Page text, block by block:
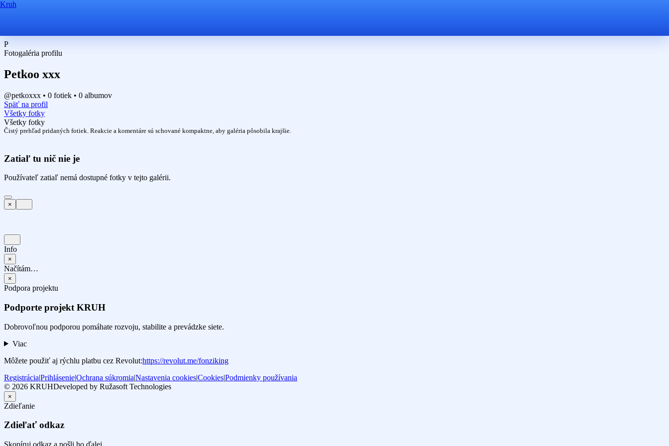
Kruh
P
Fotogaléria profilu
Petkoo xxx
@petkoxxx • 0 fotiek • 0 albumov
Späť na profil
Všetky fotky
Všetky fotky
Čistý prehľad pridaných fotiek. Reakcie a komentáre sú schované kompaktne, aby galéria pôsobila krajšie.
Zatiaľ tu nič nie je
Používateľ zatiaľ nemá dostupné fotky v tejto galérii.
×
Info
×
Načítám…
×
Podpora projektu
Podporte projekt KRUH
Dobrovoľnou podporou pomáhate rozvoju, stabilite a prevádzke siete.
Viac
Môžete použiť aj rýchlu platbu cez Revolut:https://revolut.me/fonziking
Registrácia|Prihlásenie|Ochrana súkromia|Nastavenia cookies|Cookies|Podmienky používania
© 2026 KRUHDeveloped by Ružasoft Technologies
×
Zdieľanie
Zdieľať odkaz